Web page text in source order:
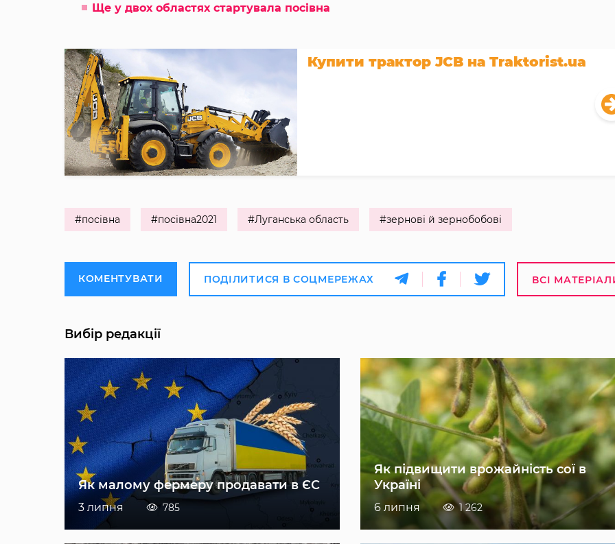
Ще у двох областях стартувала посівна
Купити трактор JCB на Traktorist.ua
#посівна #посівна2021 #Луганська область #зернові й зернобобові
КОМЕНТУВАТИ ПОДІЛИТИСЯ В СОЦМЕРЕЖАХ ВСІ
Вибір редакції
Як малому фермеру продавати в ЄС
3 липня 785
Як підвищити врожайність сої в
Україні
6 липня 1 262